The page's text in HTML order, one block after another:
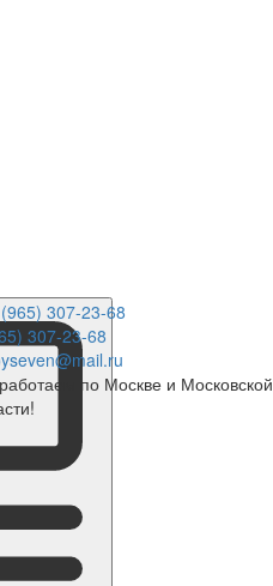
307-23-68
по Москве и Московской